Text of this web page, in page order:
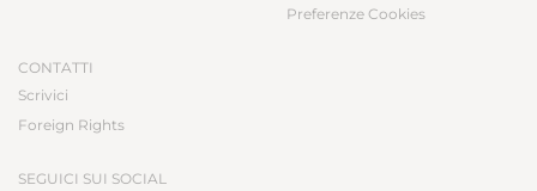
Preferenze Cookies
CONTATTI
Scrivici
Foreign Rights
SEGUICI SUI SOCIAL